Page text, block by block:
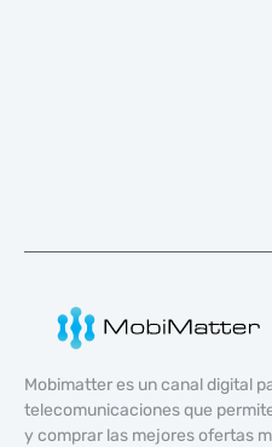
Mobimatter es un canal digital
telecomunicaciones que
y comprar las mejores ofertas